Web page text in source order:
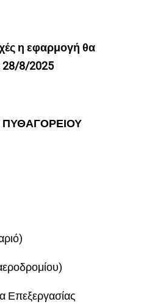
η εφαρμογή θα
28/8/2025